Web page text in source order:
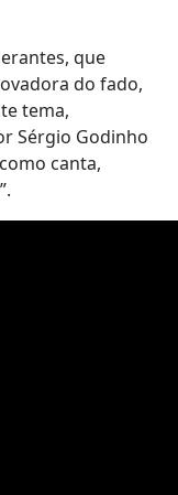
que
do fado,
tema,
Sérgio Godinho
canta,